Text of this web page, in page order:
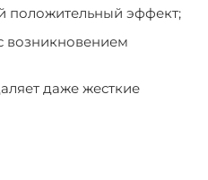
положительный эффект;
возникновением
даже жесткие